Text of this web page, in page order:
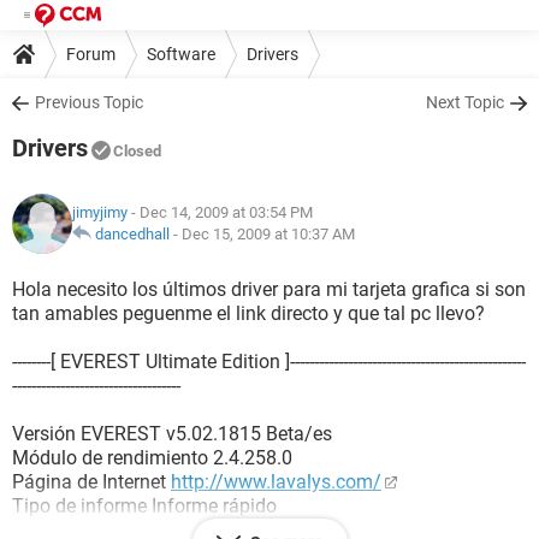
Forum Software Drivers
Previous Topic Next Topic
Drivers Closed
jimyjimy - Dec 14, 2009 at 03:54 PM
dancedhall - Dec 15, 2009 at 10:37 AM
Hola necesito los últimos driver para mi tarjeta grafica si son
tan amables peguenme el link directo y que tal pc llevo?
--------[ EVEREST Ultimate Edition ]-------------------------------------------------
-----------------------------------
Versión EVEREST v5.02.1815 Beta/es
Módulo de rendimiento 2.4.258.0
Página de Internet http://www.lavalys.com/
Tipo de informe Informe rápido
Computadora JORGE-HJ9AIMY34